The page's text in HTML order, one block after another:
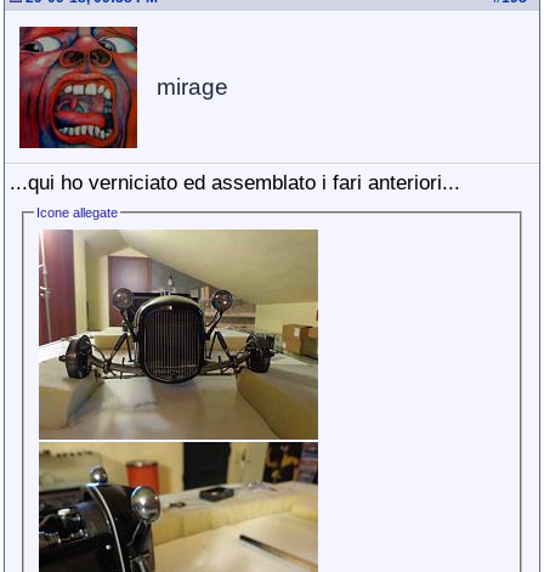
mirage
...qui ho verniciato ed assemblato i fari anteriori...
Icone allegate